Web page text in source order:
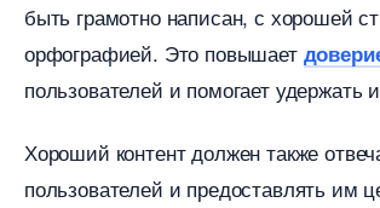
ыть грамотно написан, с хорошей
орфографией.​ Это повышает
пользователей и помогает удержать
Хороший контент должен также
пользователей и предоставлять им